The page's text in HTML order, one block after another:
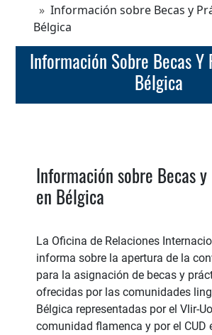
Información sobre Becas y
Bélgica
Información Sobre Becas Y Prácticas En
Bélgica
Información sobre Becas
en Bélgica
La Oficina de Relaciones
informa sobre la apertura de la
para la asignación de becas y
ofrecidas por las comunidades
Bélgica representadas por el Vlir-
comunidad flamenca y por el CUD